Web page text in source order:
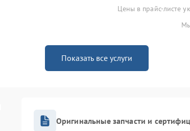
Цены в прайс-листе
Показать все услуги
Оригинальные запчасти и